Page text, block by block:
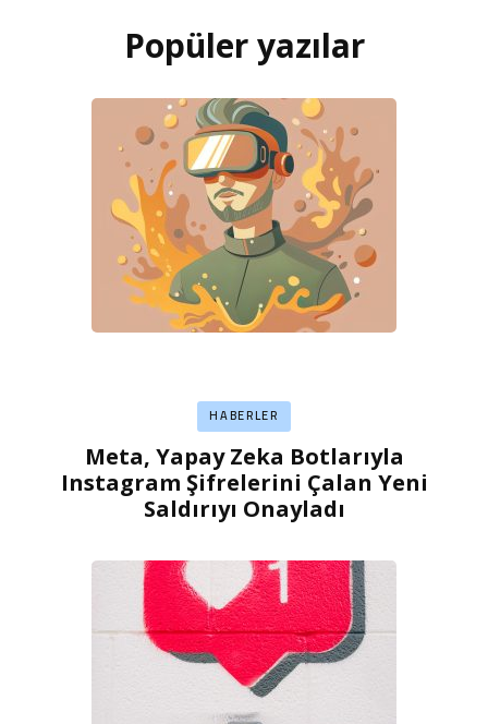
Popüler yazılar
HABERLER
Meta, Yapay Zeka Botlarıyla
Instagram Şifrelerini Çalan Yeni
Saldırıyı Onayladı